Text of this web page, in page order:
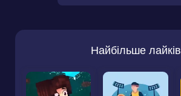
Найбільше лайків